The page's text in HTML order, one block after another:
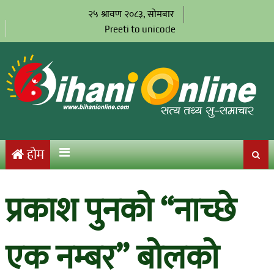
२५ श्रावण २०८३, सोमबार
Preeti to unicode
होम
प्रकाश पुनको “नाच्छे
एक नम्बर” बोलको